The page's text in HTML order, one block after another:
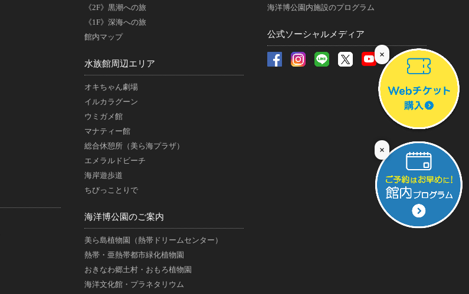
×
×
《2F》黒潮への旅
《1F》深海への旅
館内マップ
水族館周辺エリア
オキちゃん劇場
イルカラグーン
ウミガメ館
マナティー館
総合休憩所（美ら海プラザ）
エメラルドビーチ
海岸遊歩道
ちびっことりで
海洋博公園のご案内
美ら島植物園（熱帯ドリームセンター）
熱帯・亜熱帯都市緑化植物園
おきなわ郷土村・おもろ植物園
海洋文化館・プラネタリウム
海洋博公園内施設のプログラム
公式ソーシャルメディア